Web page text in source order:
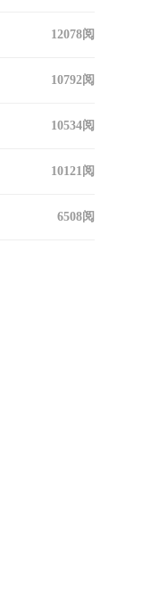
12078阅
10792阅
10534阅
10121阅
6508阅